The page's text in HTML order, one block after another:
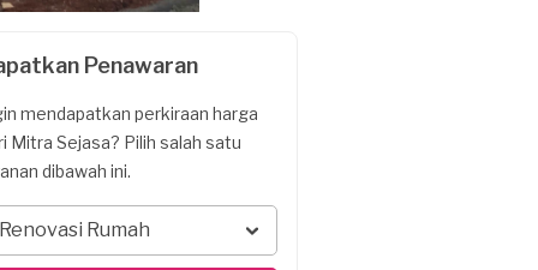
Penawaran
mendapatkan perkiraan harga
Mitra Sejasa? Pilih salah satu
dibawah ini.
Renovasi Rumah